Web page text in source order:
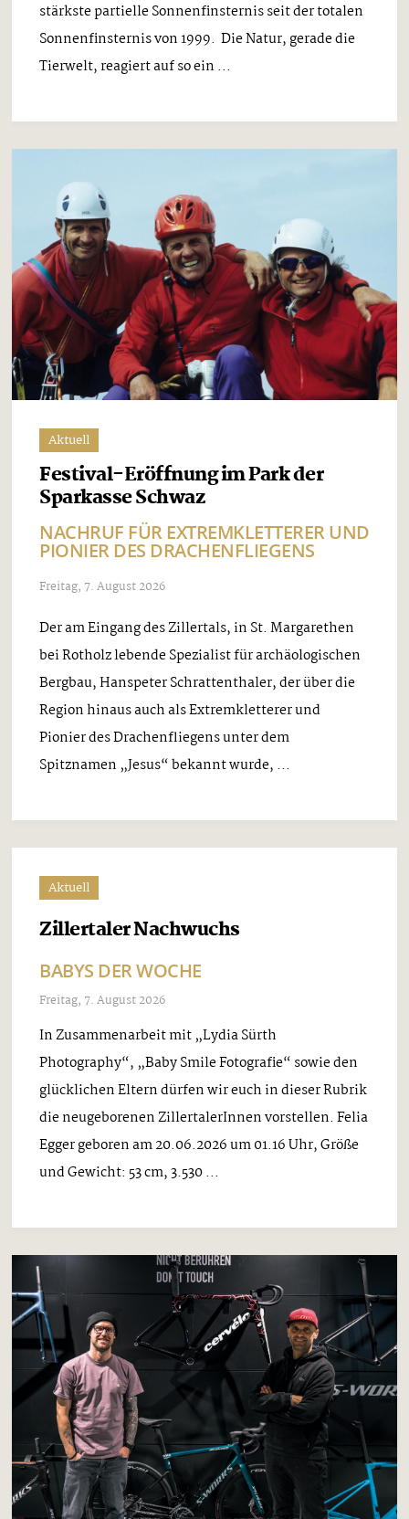
stärkste partielle Sonnenfinsternis seit der totalen
Sonnenfinsternis von 1999. Die Natur, gerade die
Tierwelt, reagiert auf so ein ...
Aktuell
Festival-Eröffnung im Park der
Sparkasse Schwaz
NACHRUF FÜR EXTREMKLETTERER UND
PIONIER DES DRACHENFLIEGENS
Freitag, 7. August 2026
Der am Eingang des Zillertals, in St. Margarethen
bei Rotholz lebende Spezialist für archäologischen
Bergbau, Hanspeter Schrattenthaler, der über die
Region hinaus auch als Extremkletterer und
Pionier des Drachenfliegens unter dem
Spitznamen „Jesus“ bekannt wurde, ...
Aktuell
Zillertaler Nachwuchs
BABYS DER WOCHE
Freitag, 7. August 2026
In Zusammenarbeit mit „Lydia Sürth
Photography“, „Baby Smile Fotografie“ sowie den
glücklichen Eltern dürfen wir euch in dieser Rubrik
die neugeborenen ZillertalerInnen vorstellen. Felia
Egger geboren am 20.06.2026 um 01.16 Uhr, Größe
und Gewicht: 53 cm, 3.530 ...